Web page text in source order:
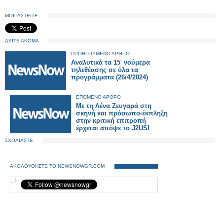
ΜΟΙΡΑΣΤΕΙΤΕ
ΔΕΙΤΕ ΑΚΟΜΑ
ΠΡΟΗΓΟΥΜΕΝΟ ΑΡΘΡΟ
Αναλυτικά τα 15' νούμερα
τηλεθέασης σε όλα τα
προγράμματα (26/4/2024)
ΕΠΟΜΕΝΟ ΑΡΘΡΟ
Με τη Λένα Ζευγαρά στη
σκηνή και πρόσωπο-έκπληξη
στην κριτική επιτροπή
έρχεται απόψε το J2US!
ΣΧΟΛΙΑΣΤΕ
ΑΚΟΛΟΥΘΗΣΤΕ ΤΟ NEWSNOWGR.COM